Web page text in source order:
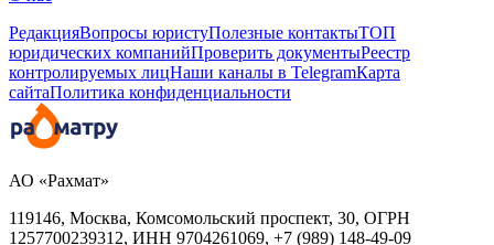
РедакцияВопросы юристуПолезные контактыТОП
юридических компанийПроверить документыРеестр
контролируемых лицНаши каналы в TelegramКарта
сайтаПолитика конфиденциальности
АО «Рахмат»
119146, Москва, Комсомольский проспект, 30, ОГРН
1257700239312, ИНН 9704261069, +7 (989) 148-49-09